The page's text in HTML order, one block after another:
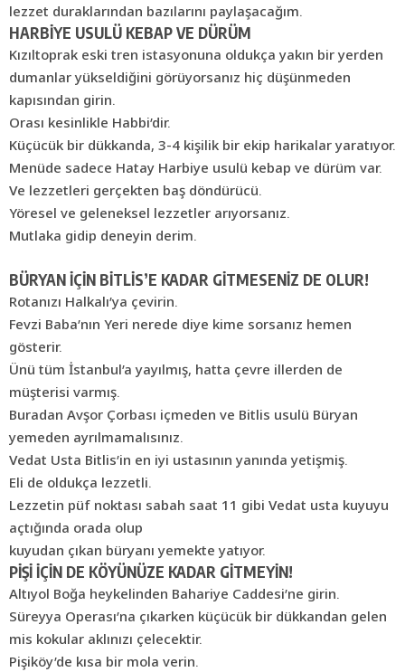
lezzet duraklarından bazılarını paylaşacağım.
HARBİYE USULÜ KEBAP VE DÜRÜM
Kızıltoprak eski tren istasyonuna oldukça yakın bir yerden
dumanlar yükseldiğini görüyorsanız hiç düşünmeden
kapısından girin.
Orası kesinlikle Habbi’dir.
Küçücük bir dükkanda, 3-4 kişilik bir ekip harikalar yaratıyor.
Menüde sadece Hatay Harbiye usulü kebap ve dürüm var.
Ve lezzetleri gerçekten baş döndürücü.
Yöresel ve geleneksel lezzetler arıyorsanız.
Mutlaka gidip deneyin derim.
BÜRYAN İÇİN BİTLİS’E KADAR GİTMESENİZ DE OLUR!
Rotanızı Halkalı’ya çevirin.
Fevzi Baba’nın Yeri nerede diye kime sorsanız hemen
gösterir.
Ünü tüm İstanbul’a yayılmış, hatta çevre illerden de
müşterisi varmış.
Buradan Avşor Çorbası içmeden ve Bitlis usulü Büryan
yemeden ayrılmamalısınız.
Vedat Usta Bitlis’in en iyi ustasının yanında yetişmiş.
Eli de oldukça lezzetli.
Lezzetin püf noktası sabah saat 11 gibi Vedat usta kuyuyu
açtığında orada olup
kuyudan çıkan büryanı yemekte yatıyor.
PİŞİ İÇİN DE KÖYÜNÜZE KADAR GİTMEYİN!
Altıyol Boğa heykelinden Bahariye Caddesi’ne girin.
Süreyya Operası’na çıkarken küçücük bir dükkandan gelen
mis kokular aklınızı çelecektir.
Pişiköy’de kısa bir mola verin.